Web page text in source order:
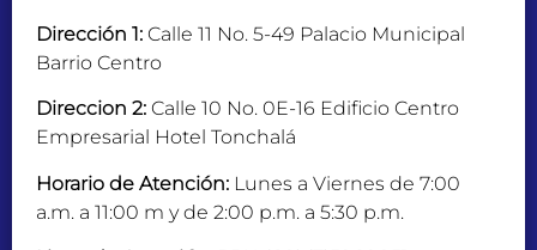
Dirección 1: Calle 11 No. 5-49 Palacio Municipal
Barrio Centro
Direccion 2: Calle 10 No. 0E-16 Edificio Centro
Empresarial Hotel Tonchalá
Horario de Atención: Lunes a Viernes de 7:00
a.m. a 11:00 m y de 2:00 p.m. a 5:30 p.m.